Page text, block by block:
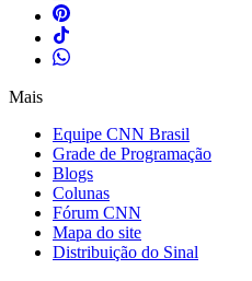
Mais
Equipe CNN Brasil
Grade de Programação
Blogs
Colunas
Fórum CNN
Mapa do site
Distribuição do Sinal